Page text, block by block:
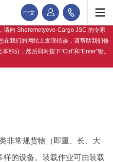
中文
请向 Sheremetyevo-Cargo JSC 的专家
在我们的网站上发现错误，请帮助我们修
部分，然后同时按下“Ctrl”和“Enter”键。
非常规货物（即重、长、大
的设备。装载作业可由装载